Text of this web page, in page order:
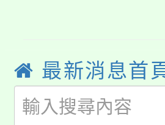
生本土語及
公告本校
代理(課)教
公告本校
最新消息首